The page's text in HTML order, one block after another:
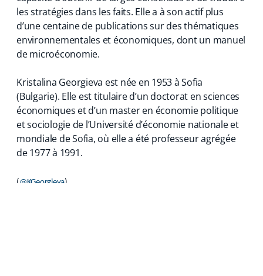
les stratégies dans les faits. Elle a à son actif plus
d’une centaine de publications sur des thématiques
environnementales et économiques, dont un manuel
de microéconomie.
Kristalina Georgieva est née en 1953 à Sofia
(Bulgarie). Elle est titulaire d’un doctorat en sciences
économiques et d’un master en économie politique
et sociologie de l’Université d’économie nationale et
mondiale de Sofia, où elle a été professeur agrégée
de 1977 à 1991.
( @KGeorgieva)